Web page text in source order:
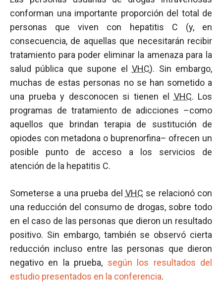
conforman una importante proporción del total de
personas que viven con hepatitis C (y, en
consecuencia, de aquellas que necesitarán recibir
tratamiento para poder eliminar la amenaza para la
salud pública que supone elVHC). Sin embargo,
muchas de estas personas no se han sometido a
una prueba y desconocen si tienen el VHC. Los
programas de tratamiento de adicciones –como
aquellos que brindan terapia de sustitución de
opiodes con metadona o buprenorfina– ofrecen un
posible punto de acceso a los servicios de
atención de la hepatitis C.
Someterse a una prueba del VHC se relacionó con
una reducción del consumo de drogas, sobre todo
en el caso de las personas que dieron un resultado
positivo. Sin embargo, también se observó cierta
reducción incluso entre las personas que dieron
negativo en la prueba, según los resultados del
estudio presentados en la conferencia.